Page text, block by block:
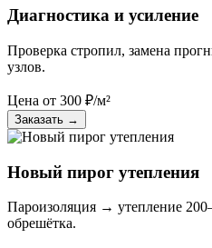
Диагностика и усиление
Проверка стропил, замена
узлов.
Цена от 300 ₽/м²
Заказать →
Новый пирог утепления
Пароизоляция → утепление
обрешётка.